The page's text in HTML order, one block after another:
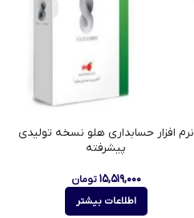
نرم افزار حسابداری هلو نسخه تولیدی
پیشرفته
۱۵,۵۱۹,۰۰۰ تومان
اطلاعات بیشتر